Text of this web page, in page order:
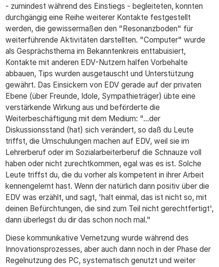
- zumindest während des Einstiegs - begleiteten, konnten
durchgängig eine Reihe weiterer Kontakte festgestellt
werden, die gewissermaßen den "Resonanzboden" für
weiterführende Aktivitäten darstellten. "Computer" wurde
als Gesprächsthema im Bekanntenkreis enttabuisiert,
Kontakte mit anderen EDV-Nutzern halfen Vorbehalte
abbauen, Tips wurden ausgetauscht und Unterstützung
gewährt. Das Einsickern von EDV gerade auf der privaten
Ebene (über Freunde, Idole, Sympathieträger) übte eine
verstärkende Wirkung aus und beförderte die
Weiterbeschäftigung mit dem Medium: "...der
Diskussionsstand (hat) sich verändert, so daß du Leute
triffst, die Umschulungen machen auf EDV, weil sie im
Lehrerberuf oder im Sozialarbeiterberuf die Schnauze voll
haben oder nicht zurechtkommen, egal was es ist. Solche
Leute triffst du, die du vorher als kompetent in ihrer Arbeit
kennengelernt hast. Wenn der natürlich dann positiv über die
EDV was erzählt, und sagt, 'halt einmal, das ist nicht so, mit
deinen Befürchtungen, die sind zum Teil nicht gerechtfertigt',
dann überlegst du dir das schon noch mal."
Diese kommunikative Vernetzung wurde während des
Innovationsprozesses, aber auch dann noch in der Phase der
Regelnutzung des PC, systematisch genutzt und weiter